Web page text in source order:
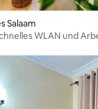
Salaam
WLAN und